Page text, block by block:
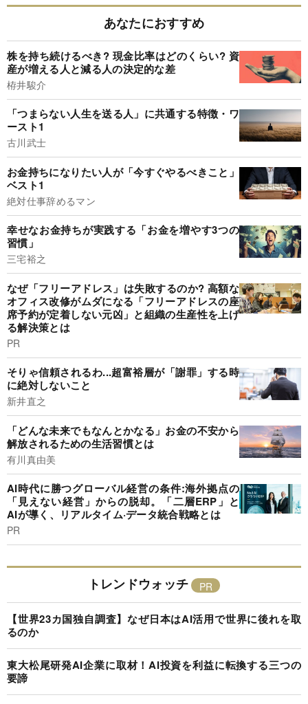
あなたにおすすめ
株を持ち続けるべき? 現金比率はどのくらい? 資
産が増える人と減る人の決定的な差
栫井駿介
「つまらない人生を送る人」に共通する特徴・ワ
ースト1
古川武士
お金持ちになりたい人が「今すぐやるべきこと」
ベスト1
絶対仕事辞めるマン
幸せなお金持ちが実践する「お金を増やす3つの
習慣」
三宅裕之
なぜ「フリーアドレス」は失敗するのか? 高額な
オフィス改修がムダになる「フリーアドレスの座
席予約が定着しない元凶」と組織の生産性を上げ
る解決策とは
PR
そりゃ信頼されるわ...超富裕層が「謝罪」する時
に絶対しないこと
新井直之
「どんな未来でもなんとかなる」お金の不安から
解放されるための生活習慣とは
有川真由美
AI時代に勝つグローバル経営の条件:海外拠点の
「見えない経営」からの脱却。「二層ERP」と
AIが導く、リアルタイム·データ統合戦略とは
PR
トレンドウォッチ
【世界23カ国独自調査】なぜ日本はAI活用で世界に後れを取
るのか
東大松尾研発AI企業に取材！AI投資を利益に転換する三つの
要諦